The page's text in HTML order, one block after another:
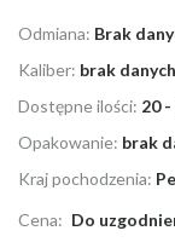
Odmiana: Brak
Kaliber: brak danych
Dostępne ilości: 20
Opakowanie: brak
Kraj pochodzenia:
Cena: Do